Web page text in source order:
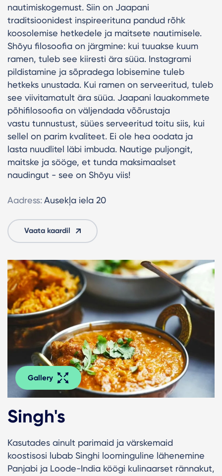
nautimiskogemust. Siin on Jaapani
traditsioonidest inspireerituna pandud rõhk
koosolemise hetkedele ja maitsete nautimisele.
Shōyu filosoofia on järgmine: kui tuuakse kuum
ramen, tuleb see kiiresti ära süüa. Instagrami
pildistamine ja sõpradega lobisemine tuleb
hetkeks unustada. Kui ramen on serveeritud, tuleb
see viivitamatult ära süüa. Jaapani lauakommete
põhifilosoofia on väljendada võõrustaja
vastu tunnustust, süües serveeritud toitu siis, kui
sellel on parim kvaliteet. Ei ole hea oodata ja
lasta nuudlitel läbi imbuda. Nautige puljongit,
maitske ja sööge, et tunda maksimaalset
naudingut - see on Shōyu viis!
Aadress: Ausekļa iela 20
Vaata kaardil
Gallery
Singh's
Kasutades ainult parimaid ja värskemaid
koostisosi lubab Singhi loominguline lähenemine
Panjabi ja Loode-India köögi kulinaarset rännakut,